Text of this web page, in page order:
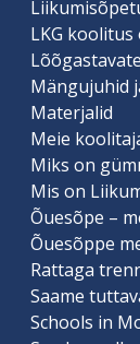
LKG
Mängujuhid
Materjalid
Meie
Miks on
Mis on
Õuesõpe –
Õuesõppe
Rattaga
Saame
Schools in